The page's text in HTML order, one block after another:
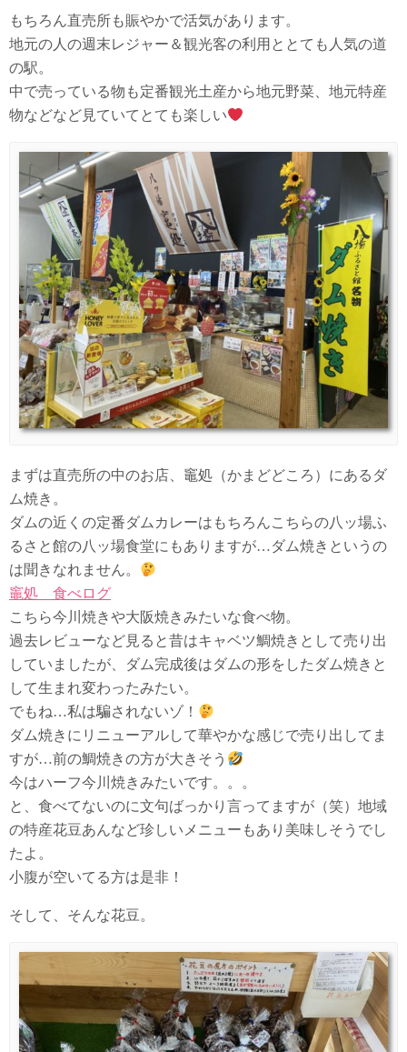
もちろん直売所も賑やかで活気があります。
地元の人の週末レジャー＆観光客の利用ととても人気の道
の駅。
中で売っている物も定番観光土産から地元野菜、地元特産
物などなど見ていてとても楽しい
まずは直売所の中のお店、竈処（かまどどころ）にあるダ
ム焼き。
ダムの近くの定番ダムカレーはもちろんこちらの八ッ場ふ
るさと館の八ッ場食堂にもありますが…ダム焼きというの
は聞きなれません。
竈処 食べログ
こちら今川焼きや大阪焼きみたいな食べ物。
過去レビューなど見ると昔はキャベツ鯛焼きとして売り出
していましたが、ダム完成後はダムの形をしたダム焼きと
して生まれ変わったみたい。
でもね…私は騙されないゾ！
ダム焼きにリニューアルして華やかな感じで売り出してま
すが…前の鯛焼きの方が大きそう
今はハーフ今川焼きみたいです。。。
と、食べてないのに文句ばっかり言ってますが（笑）地域
の特産花豆あんなど珍しいメニューもあり美味しそうでし
たよ。
小腹が空いてる方は是非！
そして、そんな花豆。